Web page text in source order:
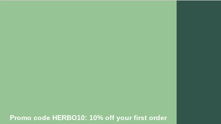
Promo code HERBO10: 10% off your first order